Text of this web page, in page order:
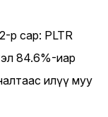
р сар: PLTR
84.6%-иар
илүү муу